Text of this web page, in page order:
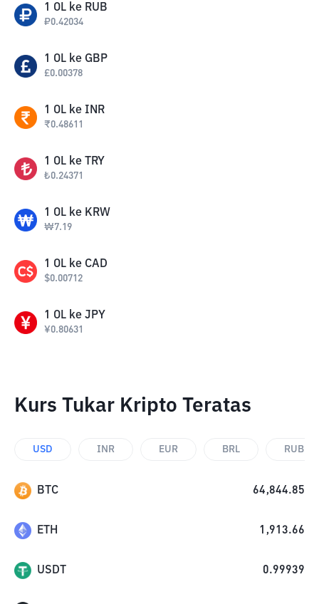
1 OL ke RUB
₽0.42034
1 OL ke GBP
£0.00378
1 OL ke INR
₹0.48611
1 OL ke TRY
₺0.24371
1 OL ke KRW
₩7.19
1 OL ke CAD
$0.00712
1 OL ke JPY
¥0.80631
Kurs Tukar Kripto Teratas
USD INR EUR BRL RUB
BTC 64,844.85
ETH 1,913.66
USDT 0.99939